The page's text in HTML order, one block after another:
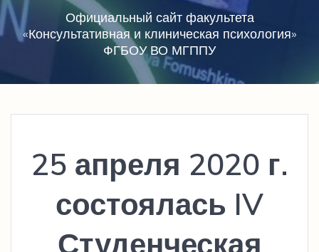
Официальный сайт факультета
«Консультативная и клиническая психология»
ФГБОУ ВО МГППУ
25 апреля 2020 г.
состоялась IV
Студенческая